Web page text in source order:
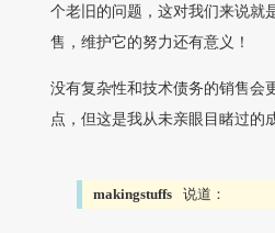
个老旧的问题，这对我们来说就
售，维护它的努力还有意义！
没有复杂性和技术债务的销售会
点，但这是我从未亲眼目睹过的
makingstuffs 说道：